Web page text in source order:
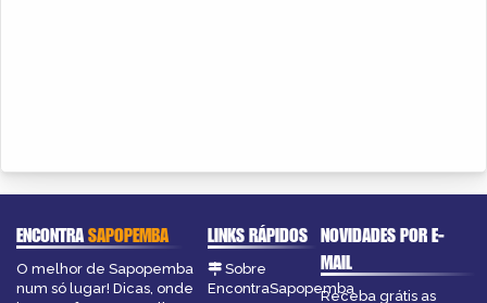
ENCONTRASAPOPEMBA
O melhor de Sapopemba
num só lugar! Dicas, onde
LINKS RÁPIDOS
Sobre
EncontraSapopemba
NOVIDADES POR E-
MAIL
Receba grátis as